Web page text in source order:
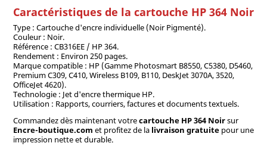
Caractéristiques de la cartouche HP 364 Noir
Type : Cartouche d'encre individuelle (Noir Pigmenté).
Couleur : Noir.
Référence : CB316EE / HP 364.
Rendement : Environ 250 pages.
Marque compatible : HP (Gamme Photosmart B8550, C5380, D5460,
Premium C309, C410, Wireless B109, B110, DeskJet 3070A, 3520,
OfficeJet 4620).
Technologie : Jet d'encre thermique HP.
Utilisation : Rapports, courriers, factures et documents textuels.
Commandez dès maintenant votrecartouche HP 364 Noirsur
Encre-boutique.com et profitez de la livraison gratuitepour une
impression nette et durable.